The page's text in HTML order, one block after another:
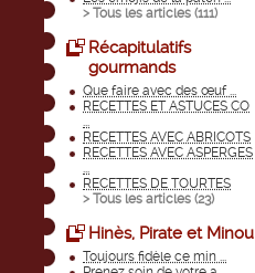
> Tous les articles (111)
Récapitulatifs
gourmands
Que faire avec des œuf ...
RECETTES ET ASTUCES CO
...
RECETTES AVEC ABRICOTS
RECETTES AVEC ASPERGES
...
RECETTES DE TOURTES
> Tous les articles (23)
Hinès, Pirate et Minou
Toujours fidèle ce min ...